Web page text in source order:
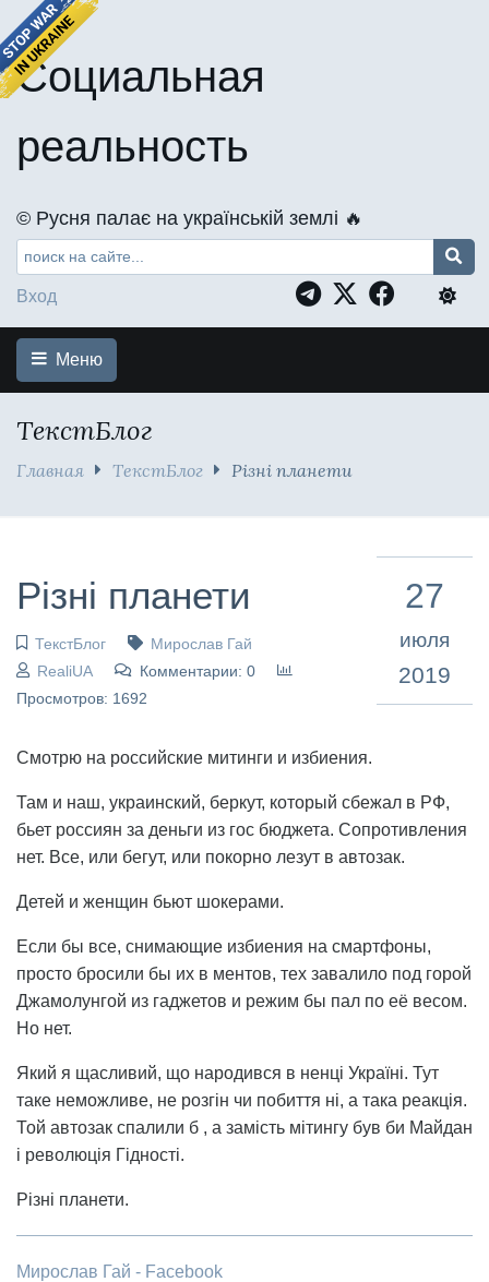
Социальная
реальность
©️ Русня палає на українській землі 🔥
Вход
Меню
ТекстБлог
Главная ТекстБлог Різні планети
Різні планети
ТекстБлог
Мирослав Гай
RealiUA
Комментарии: 0
Просмотров: 1692
27
июля
2019
Смотрю на российские митинги и избиения.
Там и наш, украинский, беркут, который сбежал в РФ,
бьет россиян за деньги из гос бюджета. Сопротивления
нет. Все, или бегут, или покорно лезут в автозак.
Детей и женщин бьют шокерами.
Если бы все, снимающие избиения на смартфоны,
просто бросили бы их в ментов, тех завалило под горой
Джамолунгой из гаджетов и режим бы пал по её весом.
Но нет.
Який я щасливий, що народився в ненці Україні. Тут
таке неможливе, не розгін чи побиття ні, а така реакція.
Той автозак спалили б , а замість мітингу був би Майдан
і революція Гідності.
Різні планети.
Мирослав Гай - Facebook